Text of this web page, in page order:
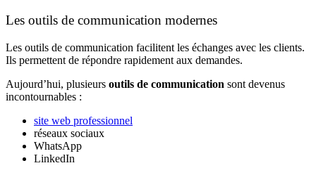
Les outils de communication modernes
Les outils de communication facilitent les échanges avec les clients.
Ils permettent de répondre rapidement aux demandes.
Aujourd’hui, plusieurs outils de communication sont devenus
incontournables :
site web professionnel
réseaux sociaux
WhatsApp
LinkedIn